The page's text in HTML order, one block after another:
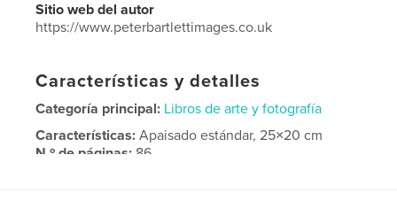
Sitio web del autor
https://www.peterbartlettimages.co.uk
Características y detalles
Categoría principal: Libros de arte y fotografía
Características:Apaisado estándar, 25×20 cm
N.º de páginas: 86